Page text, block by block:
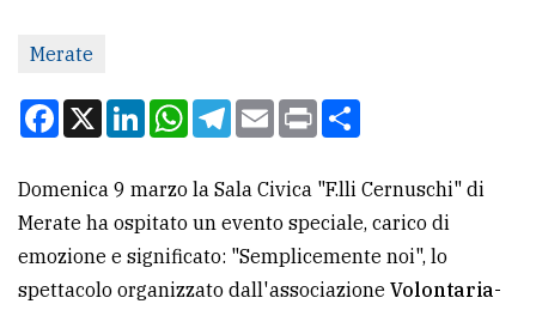
Scrivici
Per
la
pubblicità
CERCA
Merate
Facebook
X LinkedInWhatsApp
Telegram
EmailPrint
Domenica 9 marzo la Sala Civica "F.lli Cernuschi" di
Merate ha ospitato un evento speciale, carico di
emozione e significato: "Semplicemente noi", lo
spettacolo organizzato dall'associazione Volontaria-